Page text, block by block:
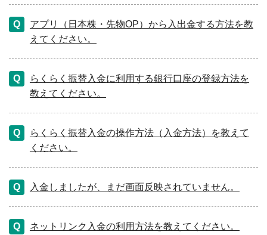
アプリ（日本株・先物OP）から入出金する方法を教
えてください。
らくらく振替入金に利用する銀行口座の登録方法を
教えてください。
らくらく振替入金の操作方法（入金方法）を教えて
ください。
入金しましたが、まだ画面反映されていません。
ネットリンク入金の利用方法を教えてください。